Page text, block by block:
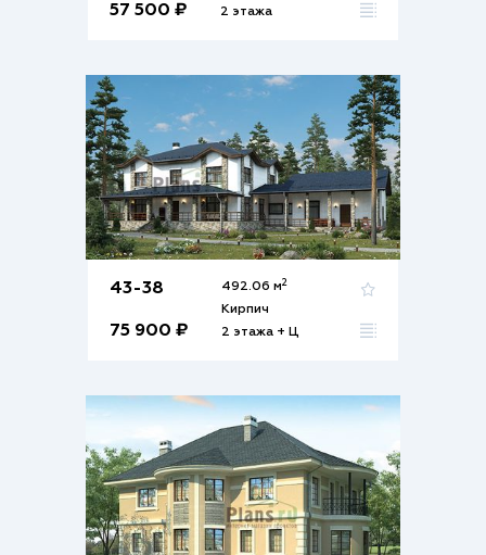
57 500 ₽
2 этажа
43-38
75 900 ₽
492.06 м2
Кирпич
2 этажа + Ц